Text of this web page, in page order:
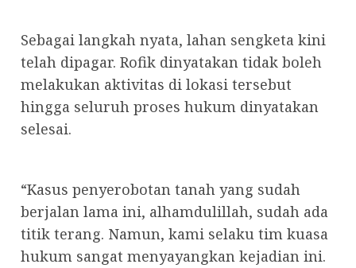
Sebagai langkah nyata, lahan sengketa kini
telah dipagar. Rofik dinyatakan tidak boleh
melakukan aktivitas di lokasi tersebut
hingga seluruh proses hukum dinyatakan
selesai.
“Kasus penyerobotan tanah yang sudah
berjalan lama ini, alhamdulillah, sudah ada
titik terang. Namun, kami selaku tim kuasa
hukum sangat menyayangkan kejadian ini.